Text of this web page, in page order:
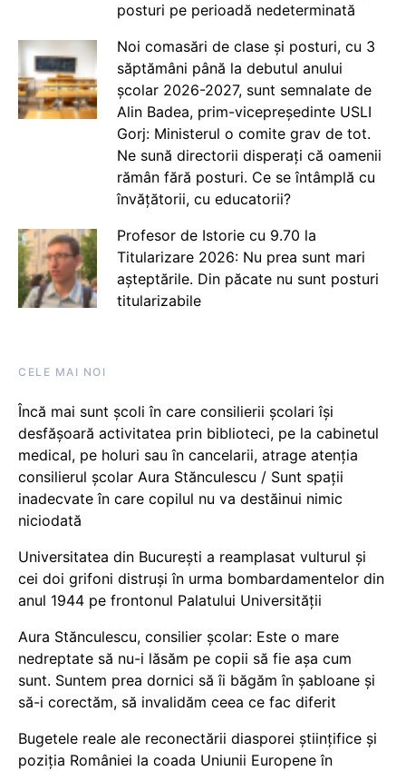
posturi pe perioadă nedeterminată
Noi comasări de clase și posturi, cu 3
săptămâni până la debutul anului
școlar 2026-2027, sunt semnalate de
Alin Badea, prim-vicepreședinte USLI
Gorj: Ministerul o comite grav de tot.
Ne sună directorii disperați că oamenii
rămân fără posturi. Ce se întâmplă cu
învățătorii, cu educatorii?
Profesor de Istorie cu 9.70 la
Titularizare 2026: Nu prea sunt mari
așteptările. Din păcate nu sunt posturi
titularizabile
CELE MAI NOI
Încă mai sunt școli în care consilierii școlari își
desfășoară activitatea prin biblioteci, pe la cabinetul
medical, pe holuri sau în cancelarii, atrage atenția
consilierul școlar Aura Stănculescu / Sunt spații
inadecvate în care copilul nu va destăinui nimic
niciodată
Universitatea din București a reamplasat vulturul și
cei doi grifoni distruși în urma bombardamentelor din
anul 1944 pe frontonul Palatului Universității
Aura Stănculescu, consilier școlar: Este o mare
nedreptate să nu-i lăsăm pe copii să fie așa cum
sunt. Suntem prea dornici să îi băgăm în șabloane și
să-i corectăm, să invalidăm ceea ce fac diferit
Bugetele reale ale reconectării diasporei științifice și
poziția României la coada Uniunii Europene în